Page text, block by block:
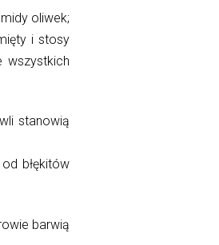
oliwek;
i stosy
wszystkich
stanowią
błękitów
barwią